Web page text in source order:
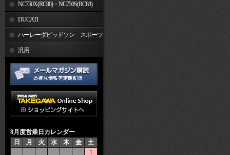
NC750X(RC90)・NC750S(RC88)
DUCATI
ハーレーダビッドソン スポーツ
スター汎用
8月度営業日カレンダー
日
月 火 水 木 金 土
1